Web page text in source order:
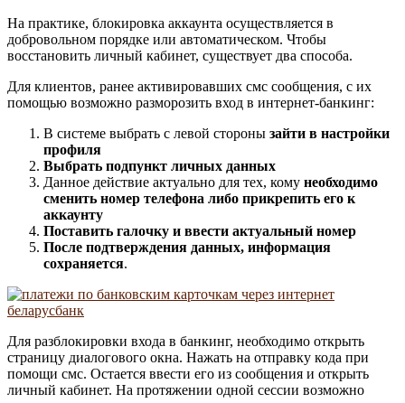
На практике, блокировка аккаунта осуществляется в
добровольном порядке или автоматическом. Чтобы
восстановить личный кабинет, существует два способа.
Для клиентов, ранее активировавших смс сообщения, с их
помощью возможно разморозить вход в интернет-банкинг:
В системе выбрать с левой стороны зайти в настройки
профиля
Выбрать подпункт личных данных
Данное действие актуально для тех, кому необходимо
сменить номер телефона либо прикрепить его к
аккаунту
Поставить галочку и ввести актуальный номер
После подтверждения данных, информация
сохраняется.
Для разблокировки входа в банкинг, необходимо открыть
страницу диалогового окна. Нажать на отправку кода при
помощи смс. Остается ввести его из сообщения и открыть
личный кабинет. На протяжении одной сессии возможно